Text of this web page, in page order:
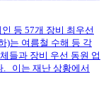
등 57개 장비 최우선
는 여름철 수해 등 각
들과 장비 우선 동원 업
. 이는 재난 상황에서